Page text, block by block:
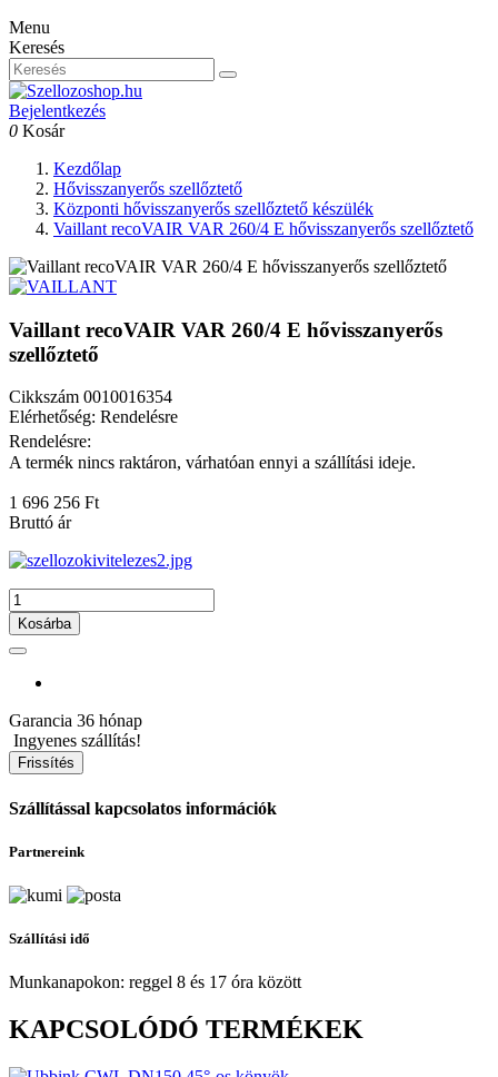
Menu
Keresés
Bejelentkezés
0 Kosár
Kezdőlap
Hővisszanyerős szellőztető
Központi hővisszanyerős szellőztető készülék
Vaillant recoVAIR VAR 260/4 E hővisszanyerős szellőztető
Vaillant recoVAIR VAR 260/4 E hővisszanyerős
szellőztető
Cikkszám 0010016354
Elérhetőség: Rendelésre
Rendelésre:
A termék nincs raktáron, várhatóan ennyi a szállítási ideje.
1 696 256 Ft
Bruttó ár
Kosárba
Garancia 36 hónap
Ingyenes szállítás!
Szállítással kapcsolatos információk
Partnereink
Szállítási idő
Munkanapokon: reggel 8 és 17 óra között
KAPCSOLÓDÓ TERMÉKEK